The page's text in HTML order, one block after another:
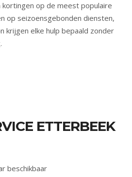
kortingen op de meest populaire
op seizoensgebonden diensten,
krijgen elke hulp bepaald zonder
ETTERBEEK
beschikbaar